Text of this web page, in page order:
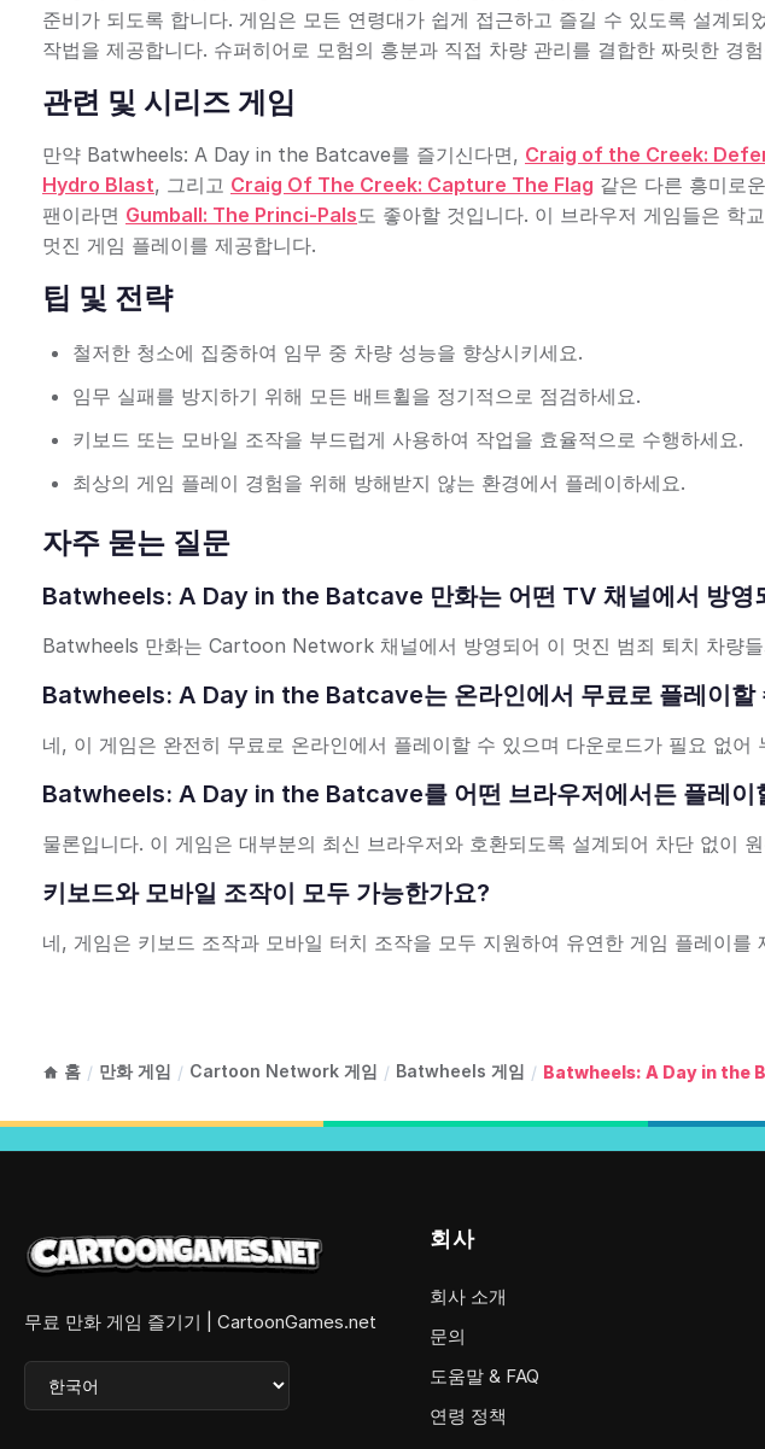
준비가 되도록 합니다. 게임은 모든 연령대가 쉽게 접근하고 즐길 수 있도록 설계되
작법을 제공합니다. 슈퍼히어로 모험의 흥분과 직접 차량 관리를 결합한 짜릿한 경
관련 및 시리즈 게임
만약 Batwheels: A Day in the Batcave를 즐기신다면, Craig of the Creek:
Hydro Blast, 그리고 Craig Of The Creek: Capture The Flag 같은 다른 흥미로
팬이라면 Gumball: The Princi-Pals도 좋아할 것입니다. 이 브라우저 게임들은 학
멋진 게임 플레이를 제공합니다.
팁 및 전략
철저한 청소에 집중하여 임무 중 차량 성능을 향상시키세요.
임무 실패를 방지하기 위해 모든 배트휠을 정기적으로 점검하세요.
키보드 또는 모바일 조작을 부드럽게 사용하여 작업을 효율적으로 수행하세요.
최상의 게임 플레이 경험을 위해 방해받지 않는 환경에서 플레이하세요.
자주 묻는 질문
Batwheels: A Day in the Batcave 만화는 어떤 TV 채널에서 방영
Batwheels 만화는 Cartoon Network 채널에서 방영되어 이 멋진 범죄 퇴치 차량
Batwheels: A Day in the Batcave는 온라인에서 무료로 플레이할
네, 이 게임은 완전히 무료로 온라인에서 플레이할 수 있으며 다운로드가 필요 없어
Batwheels: A Day in the Batcave를 어떤 브라우저에서든 플레이
물론입니다. 이 게임은 대부분의 최신 브라우저와 호환되도록 설계되어 차단 없이
키보드와 모바일 조작이 모두 가능한가요?
네, 게임은 키보드 조작과 모바일 터치 조작을 모두 지원하여 유연한 게임 플레이를
홈 / 만화 게임 / Cartoon Network 게임 / Batwheels 게임 / Batwheels: A Day in the
무료 만화 게임 즐기기 | CartoonGames.net
회사
회사 소개
문의
도움말 & FAQ
연령 정책